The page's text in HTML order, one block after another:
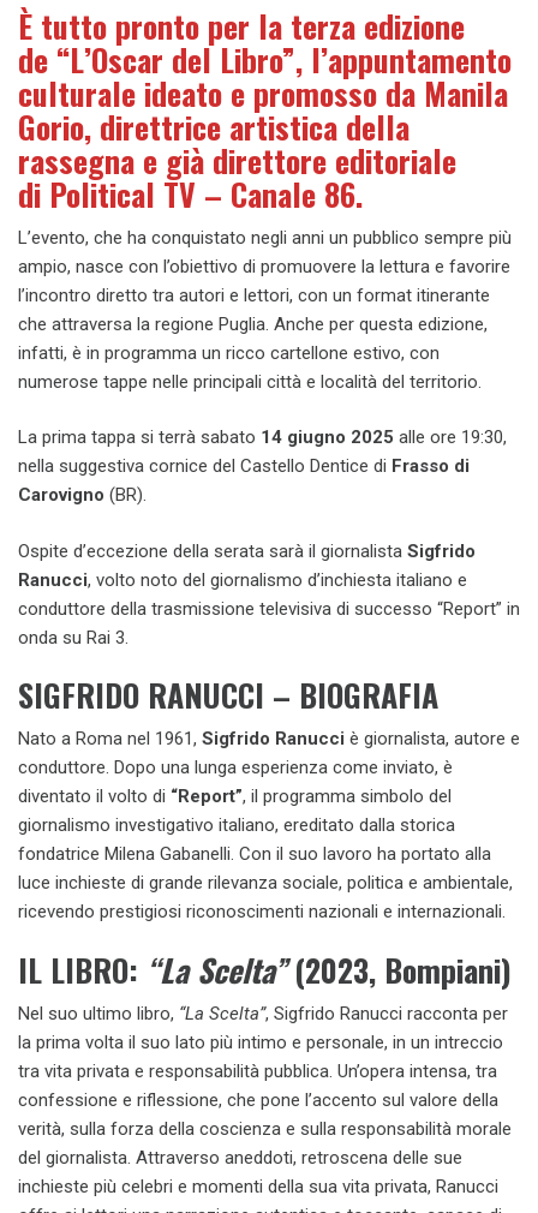
È tutto pronto per la terza edizione
de “L’Oscar del Libro”, l’appuntamento
culturale ideato e promosso da Manila
Gorio, direttrice artistica della
rassegna e già direttore editoriale
di Political TV – Canale 86.
L’evento, che ha conquistato negli anni un pubblico sempre più
ampio, nasce con l’obiettivo di promuovere la lettura e favorire
l’incontro diretto tra autori e lettori, con un format itinerante
che attraversa la regione Puglia. Anche per questa edizione,
infatti, è in programma un ricco cartellone estivo, con
numerose tappe nelle principali città e località del territorio.
La prima tappa si terrà sabato 14 giugno 2025 alle ore 19:30,
nella suggestiva cornice del Castello Dentice di Frasso di
Carovigno (BR).
Ospite d’eccezione della serata sarà il giornalista Sigfrido
Ranucci, volto noto del giornalismo d’inchiesta italiano e
conduttore della trasmissione televisiva di successo “Report” in
onda su Rai 3.
SIGFRIDO RANUCCI – BIOGRAFIA
Nato a Roma nel 1961, Sigfrido Ranucci è giornalista, autore e
conduttore. Dopo una lunga esperienza come inviato, è
diventato il volto di “Report”, il programma simbolo del
giornalismo investigativo italiano, ereditato dalla storica
fondatrice Milena Gabanelli. Con il suo lavoro ha portato alla
luce inchieste di grande rilevanza sociale, politica e ambientale,
ricevendo prestigiosi riconoscimenti nazionali e internazionali.
IL LIBRO: “La Scelta”(2023, Bompiani)
Nel suo ultimo libro, “La Scelta”, Sigfrido Ranucci racconta per
la prima volta il suo lato più intimo e personale, in un intreccio
tra vita privata e responsabilità pubblica. Un’opera intensa, tra
confessione e riflessione, che pone l’accento sul valore della
verità, sulla forza della coscienza e sulla responsabilità morale
del giornalista. Attraverso aneddoti, retroscena delle sue
inchieste più celebri e momenti della sua vita privata, Ranucci